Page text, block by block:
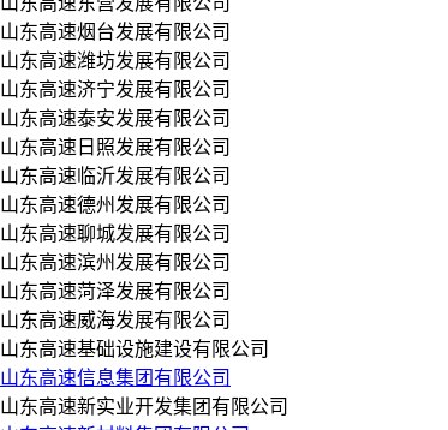
山东高速烟台发展有限公司
山东高速潍坊发展有限公司
山东高速济宁发展有限公司
山东高速泰安发展有限公司
山东高速日照发展有限公司
山东高速临沂发展有限公司
山东高速德州发展有限公司
山东高速聊城发展有限公司
山东高速滨州发展有限公司
山东高速菏泽发展有限公司
山东高速威海发展有限公司
山东高速基础设施建设有限公司
山东高速信息集团有限公司
山东高速新实业开发集团有限公司